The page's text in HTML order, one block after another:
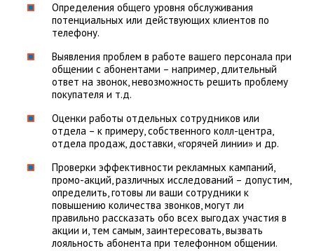
Определения общего уровня обслуживания
потенциальных или действующих клиентов по
телефону.
Выявления проблем в работе вашего персонала при
общении с абонентами – например, длительный
ответ на звонок, невозможность решить проблему
покупателя и т.д.
Оценки работы отдельных сотрудников или
отдела – к примеру, собственного колл-центра,
отдела продаж, доставки, «горячей линии» и др.
Проверки эффективности рекламных кампаний,
промо-акций, различных исследований – допустим,
определить, готовы ли ваши сотрудники к
повышению количества звонков, могут ли
правильно рассказать обо всех выгодах участия в
акции и, тем самым, заинтересовать, вызвать
лояльность абонента при телефонном общении.